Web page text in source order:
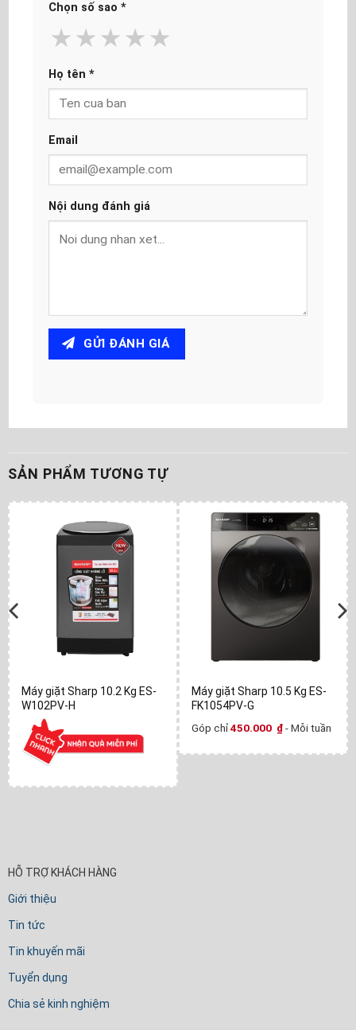
Chọn số sao *
★
★
★
★
★
Họ tên *
Email
Nội dung đánh giá
GỬI ĐÁNH GIÁ
SẢN PHẨM TƯƠNG TỰ
Máy giặt Sharp 10.2 Kg ES-
W102PV-H
Máy giặt Sharp 10.5 Kg ES-
FK1054PV-G
Góp chỉ450.000 ₫- Mỗi tuần
HỖ TRỢ KHÁCH HÀNG
Giới thiệu
Tin tức
Tin khuyến mãi
Tuyển dụng
Chia sẻ kinh nghiệm